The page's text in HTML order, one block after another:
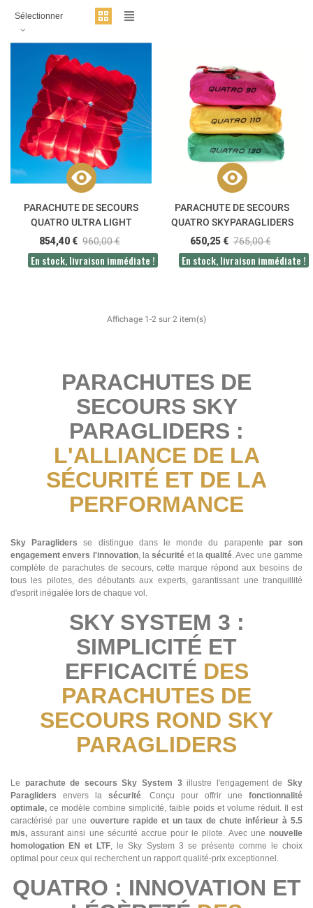
Sélectionner
PARACHUTE DE SECOURS
QUATRO ULTRA LIGHT
SKYPARAGLIDERS
854,40 € 960,00 €
En stock, livraison immédiate !
PARACHUTE DE SECOURS
QUATRO SKYPARAGLIDERS
650,25 € 765,00 €
En stock, livraison immédiate !
Affichage 1-2 sur 2 item(s)
PARACHUTES DE
SECOURS SKY
PARAGLIDERS :
L'ALLIANCE DE LA
SÉCURITÉ ET DE LA
PERFORMANCE
Sky Paragliders se distingue dans le monde du parapente par son
engagement envers l'innovation, lasécurité et laqualité. Avec une gamme
complète de parachutes de secours, cette marque répond aux besoins de
tous les pilotes, des débutants aux experts, garantissant une tranquillité
d'esprit inégalée lors de chaque vol.
SKY SYSTEM 3 :
SIMPLICITÉ ET
EFFICACITÉ DES
PARACHUTES DE
SECOURS ROND SKY
PARAGLIDERS
Le parachute de secours Sky System 3illustre l'engagement deSky
Paragliders envers la sécurité. Conçu pour offrir une fonctionnalité
optimale, ce modèle combine simplicité, faible poids et volume réduit. Il est
caractérisé par une ouverture rapide et un taux de chute inférieur à 5.5
m/s, assurant ainsi une sécurité accrue pour le pilote. Avec une nouvelle
homologation EN et LTF, le Sky System 3 se présente comme le choix
optimal pour ceux qui recherchent un rapport qualité-prix exceptionnel​​.
QUATRO : INNOVATION ET